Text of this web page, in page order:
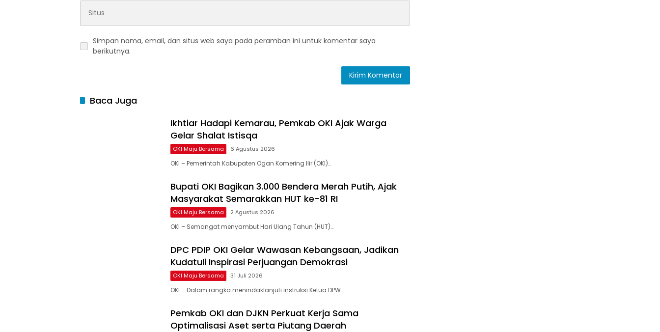
Simpan nama, email, dan situs web saya pada peramban ini untuk komentar saya
berikutnya.
Baca Juga
Ikhtiar Hadapi Kemarau, Pemkab OKI Ajak Warga
Gelar Shalat Istisqa
OKI Maju Bersama 6 Agustus 2026
OKI – Pemerintah Kabupaten Ogan Komering Ilir (OKI)…
Bupati OKI Bagikan 3.000 Bendera Merah Putih, Ajak
Masyarakat Semarakkan HUT ke-81 RI
OKI Maju Bersama 2 Agustus 2026
OKI – Semangat menyambut Hari Ulang Tahun (HUT)…
DPC PDIP OKI Gelar Wawasan Kebangsaan, Jadikan
Kudatuli Inspirasi Perjuangan Demokrasi
OKI Maju Bersama 31 Juli 2026
OKI – Dalam rangka menindaklanjuti instruksi Ketua DPW…
Pemkab OKI dan DJKN Perkuat Kerja Sama
Optimalisasi Aset serta Piutang Daerah